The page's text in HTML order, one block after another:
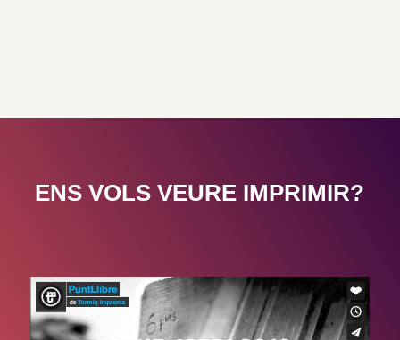
ENS VOLS VEURE IMPRIMIR?